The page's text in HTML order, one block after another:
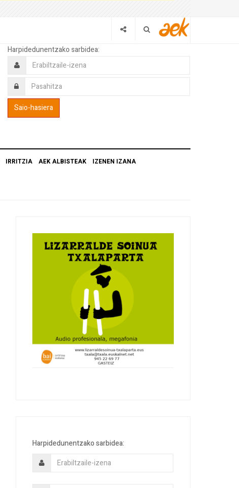
Harpidedunentzako sarbidea:
IRRITZIA AEK ALBISTEAK IZENEN IZANA
Harpidedunentzako sarbidea: